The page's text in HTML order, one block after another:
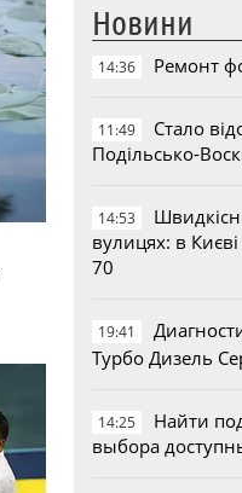
Новини
14:36 Ремонт
11:49
Стало
Подільсько-
14:53
вулицях: в
70
19:41
Турбо Дизель
14:25
Найти
выбора